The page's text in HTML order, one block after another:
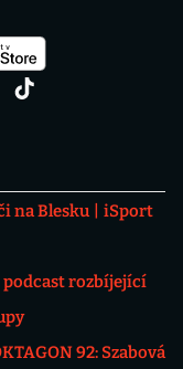
na Blesku
iSport
podcast rozbíjející
92: Szabová